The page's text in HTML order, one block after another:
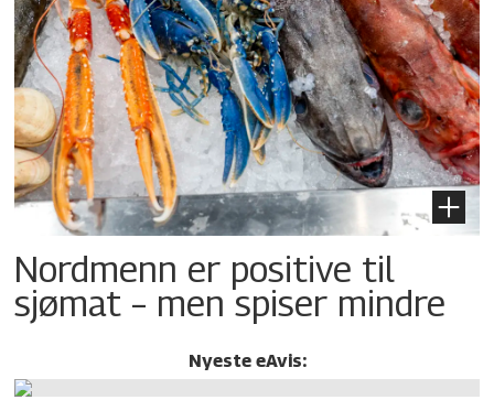
Nordmenn er positive til
sjømat – men spiser mindre
Nyeste eAvis: